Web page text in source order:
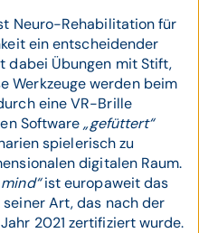
Neuro-Rehabilitation für
ein entscheidender
dabei Übungen mit Stift,
Werkzeuge werden beim
eine VR-Brille
Software„gefüttert“
spielerisch zu
digitalen Raum.
ist europaweit das
Art, das nach der
2021 zertifiziert wurde.